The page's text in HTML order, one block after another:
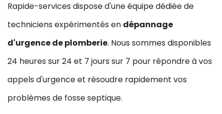
Rapide-services dispose d'une équipe dédiée de
techniciens expérimentés en dépannage
d'urgence de plomberie. Nous sommes disponibles
24 heures sur 24 et 7 jours sur 7 pour répondre à vos
appels d'urgence et résoudre rapidement vos
problèmes de fosse septique.